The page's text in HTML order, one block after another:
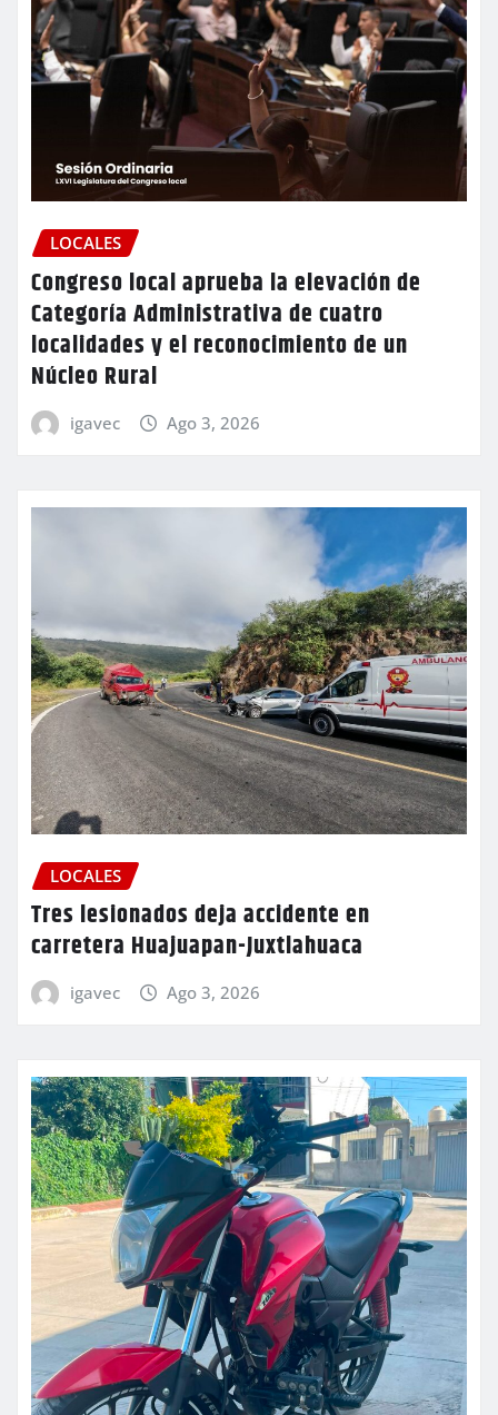
LOCALES
Congreso local aprueba la elevación de
Categoría Administrativa de cuatro
localidades y el reconocimiento de un
Núcleo Rural
igavec Ago 3, 2026
LOCALES
Tres lesionados deja accidente en
carretera Huajuapan-Juxtlahuaca
igavec Ago 3, 2026